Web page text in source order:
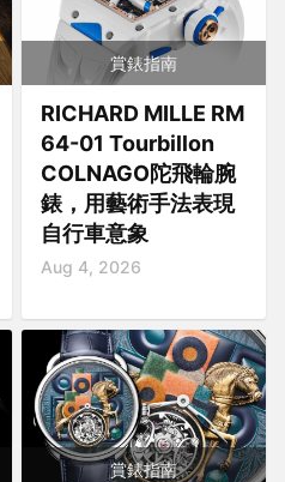
賞錶指南
RICHARD MILLE RM
64-01 Tourbillon
COLNAGO陀飛輪腕
錶，用藝術手法表現
自行車意象
Aug 4, 2026
賞錶指南